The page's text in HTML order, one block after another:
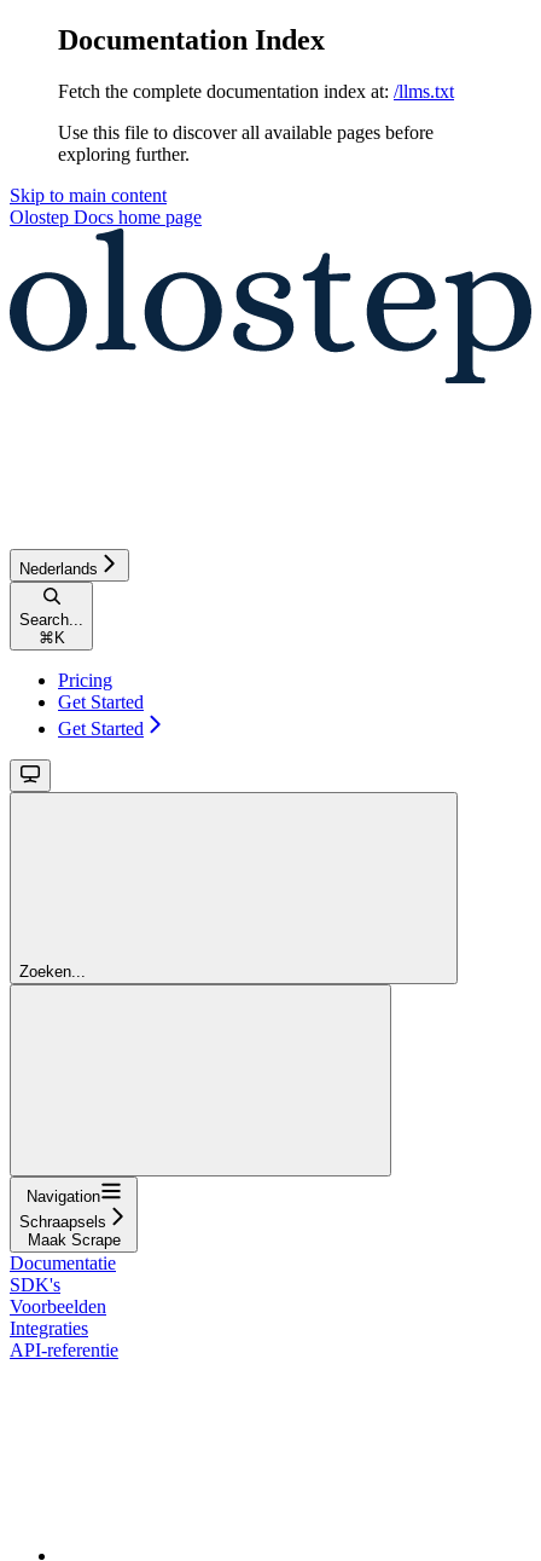
Documentation Index
Fetch the complete documentation index at: /llms.txt
Use this file to discover all available pages before
exploring further.
Skip to main content
Olostep Docs home page
Nederlands
Search...
⌘ K
Pricing
Get Started
Get Started
Zoeken...
Navigation
Schraapsels
Maak Scrape
Documentatie
SDK's
Voorbeelden
Integraties
API-referentie